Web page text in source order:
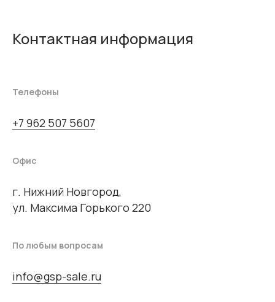
Контактная информация
Телефоны
+7 962 507 5607
Офис
г. Нижний Новгород,
ул. Максима Горького 220
По любым вопросам
info@gsp-sale.ru